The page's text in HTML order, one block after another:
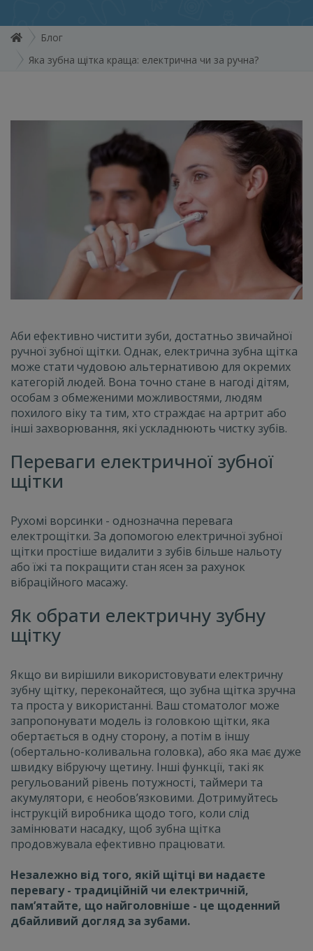
Блог
Яка зубна щітка краща: електрична чи за ручна?
Аби ефективно чистити зуби, достатньо звичайної
ручної зубної щітки. Однак, електрична зубна щітка
може стати чудовою альтернативою для окремих
категорій людей. Вона точно стане в нагоді дітям,
особам з обмеженими можливостями, людям
похилого віку та тим, хто страждає на артрит або
інші захворювання, які ускладнюють чистку зубів.
Переваги електричної зубної
щітки
Рухомі ворсинки - однозначна перевага
електрощітки. За допомогою електричної зубної
щітки простіше видалити з зубів більше нальоту
або їжі та покращити стан ясен за рахунок
вібраційного масажу.
Як обрати електричну зубну
щітку
Якщо ви вирішили використовувати електричну
зубну щітку, переконайтеся, що зубна щітка зручна
та проста у використанні. Ваш стоматолог може
запропонувати модель із головкою щітки, яка
обертається в одну сторону, а потім в іншу
(обертально-коливальна головка), або яка має дуже
швидку вібруючу щетину. Інші функції, такі як
регульований рівень потужності, таймери та
акумулятори, є необов’язковими. Дотримуйтесь
інструкцій виробника щодо того, коли слід
замінювати насадку, щоб зубна щітка
продовжувала ефективно працювати.
Незалежно від того, якій щітці ви надаєте
перевагу - традиційній чи електричній,
пам’ятайте, що найголовніше - це щоденний
дбайливий догляд за зубами.